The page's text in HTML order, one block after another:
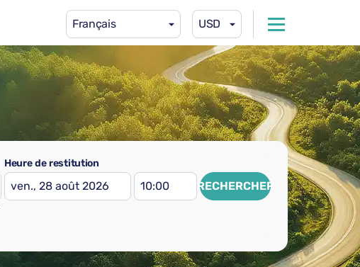
Français USD
Heure de restitution
RECHERCHER